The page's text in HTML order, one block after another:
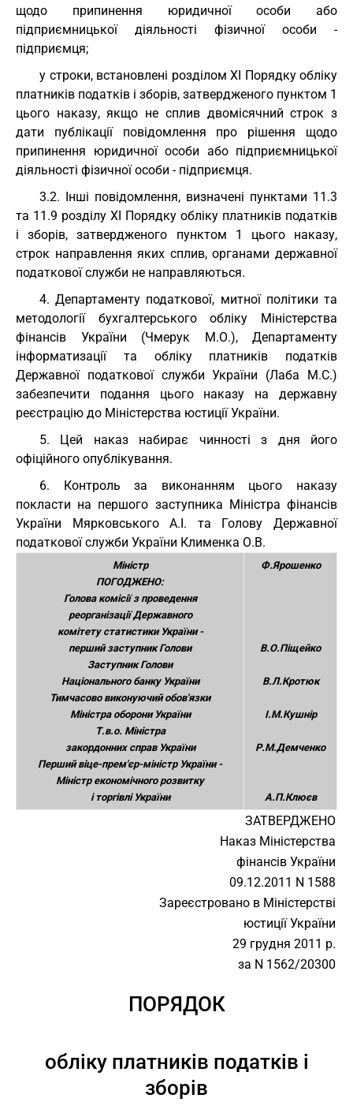
щодо припинення юридичної особи або
підприємницької діяльності фізичної особи -
підприємця;
у строки, встановлені розділом XI Порядку обліку
платників податків і зборів, затвердженого пунктом 1
цього наказу, якщо не сплив двомісячний строк з
дати публікації повідомлення про рішення щодо
припинення юридичної особи або підприємницької
діяльності фізичної особи - підприємця.
3.2. Інші повідомлення, визначені пунктами 11.3
та 11.9 розділу XI Порядку обліку платників податків
і зборів, затвердженого пунктом 1 цього наказу,
строк направлення яких сплив, органами державної
податкової служби не направляються.
4. Департаменту податкової, митної політики та
методології бухгалтерського обліку Міністерства
фінансів України (Чмерук М.О.), Департаменту
інформатизації та обліку платників податків
Державної податкової служби України (Лаба М.С.)
забезпечити подання цього наказу на державну
реєстрацію до Міністерства юстиції України.
5. Цей наказ набирає чинності з дня його
офіційного опублікування.
6. Контроль за виконанням цього наказу
покласти на першого заступника Міністра фінансів
України Мярковського А.І. та Голову Державної
податкової служби України Клименка О.В.
Міністр
ПОГОДЖЕНО:
Голова комісії з проведення
реорганізації Державного
комітету статистики України -
перший заступник Голови
Заступник Голови
Національного банку України
Тимчасово виконуючий обов'язки
Міністра оборони України
Т.в.о. Міністра
закордонних справ України
Перший віце-прем'єр-міністр України -
Міністр економічного розвитку
і торгівлі України
Ф.Ярошенко
В.О.Піщейко
В.Л.Кротюк
І.М.Кушнір
Р.М.Демченко
А.П.Клюєв
ЗАТВЕРДЖЕНО
Наказ Міністерства
фінансів України
09.12.2011 N 1588
Зареєстровано в Міністерстві
юстиції України
29 грудня 2011 р.
за N 1562/20300
ПОРЯДОК
обліку платників податків і
зборів